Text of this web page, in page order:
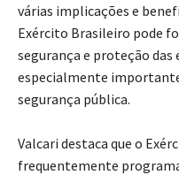
várias implicações e
Exército Brasileiro pode
segurança e proteção das
especialmente
segurança pública.
Valcari destaca que o
frequentemente